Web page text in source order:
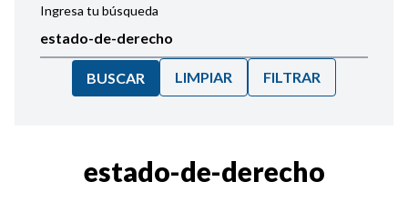
Ingresa tu búsqueda
BUSCAR LIMPIAR FILTRAR
estado-de-derecho